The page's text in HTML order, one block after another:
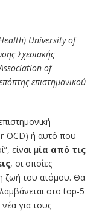
University of
Σχεσιακής
of
επιστημονικού
OCD) ή αυτό που
είναι μία από τις
, οι οποίες
ζωή του ατόμου. Θα
στο top-5
για τους